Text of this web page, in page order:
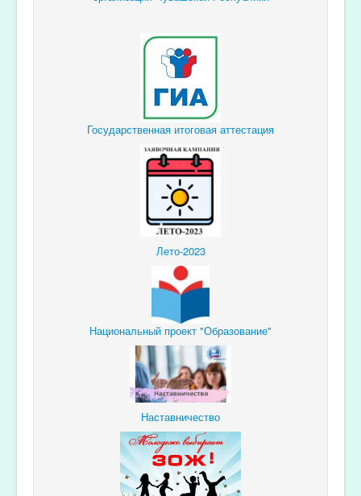
Государственная итоговая аттестация
Лето-2023
Национальный проект "Образование"
Наставничество